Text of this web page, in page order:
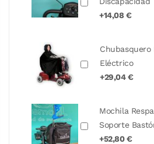
+14,08 €
Chubasquero
Eléctrico
+29,04 €
Mochila
Soporte
+52,80 €